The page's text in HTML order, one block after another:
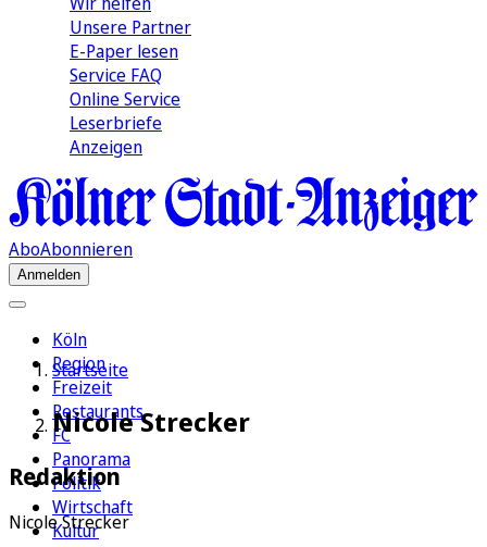
Unsere Partner
E-Paper lesen
Service FAQ
Online Service
Leserbriefe
Anzeigen
AboAbonnieren
Anmelden
Köln
Region
Freizeit
Restaurants
FC
Panorama
Politik
Wirtschaft
Kultur
Startseite
Nicole Strecker
Redaktion
Nicole Strecker